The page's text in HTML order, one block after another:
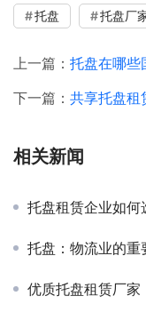
托盘 托盘厂
上一篇： 托盘在哪些
下一篇： 共享托盘租
相关新闻
托盘租赁企业如何
托盘：物流业的
优质托盘租赁厂家